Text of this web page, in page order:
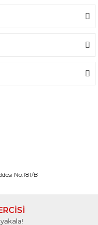
No:181/B
yakala!